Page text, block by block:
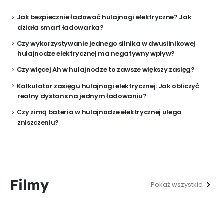
Jak bezpiecznie ładować hulajnogi elektryczne? Jak
działa smart ładowarka?
Czy wykorzystywanie jednego silnika w dwusilnikowej
hulajnodze elektrycznej ma negatywny wpływ?
Czy więcej Ah w hulajnodze to zawsze większy zasięg?
Kalkulator zasięgu hulajnogi elektrycznej: Jak obliczyć
realny dystans na jednym ładowaniu?
Czy zimą bateria w hulajnodze elektrycznej ulega
zniszczeniu?
Filmy Pokaż wszystkie